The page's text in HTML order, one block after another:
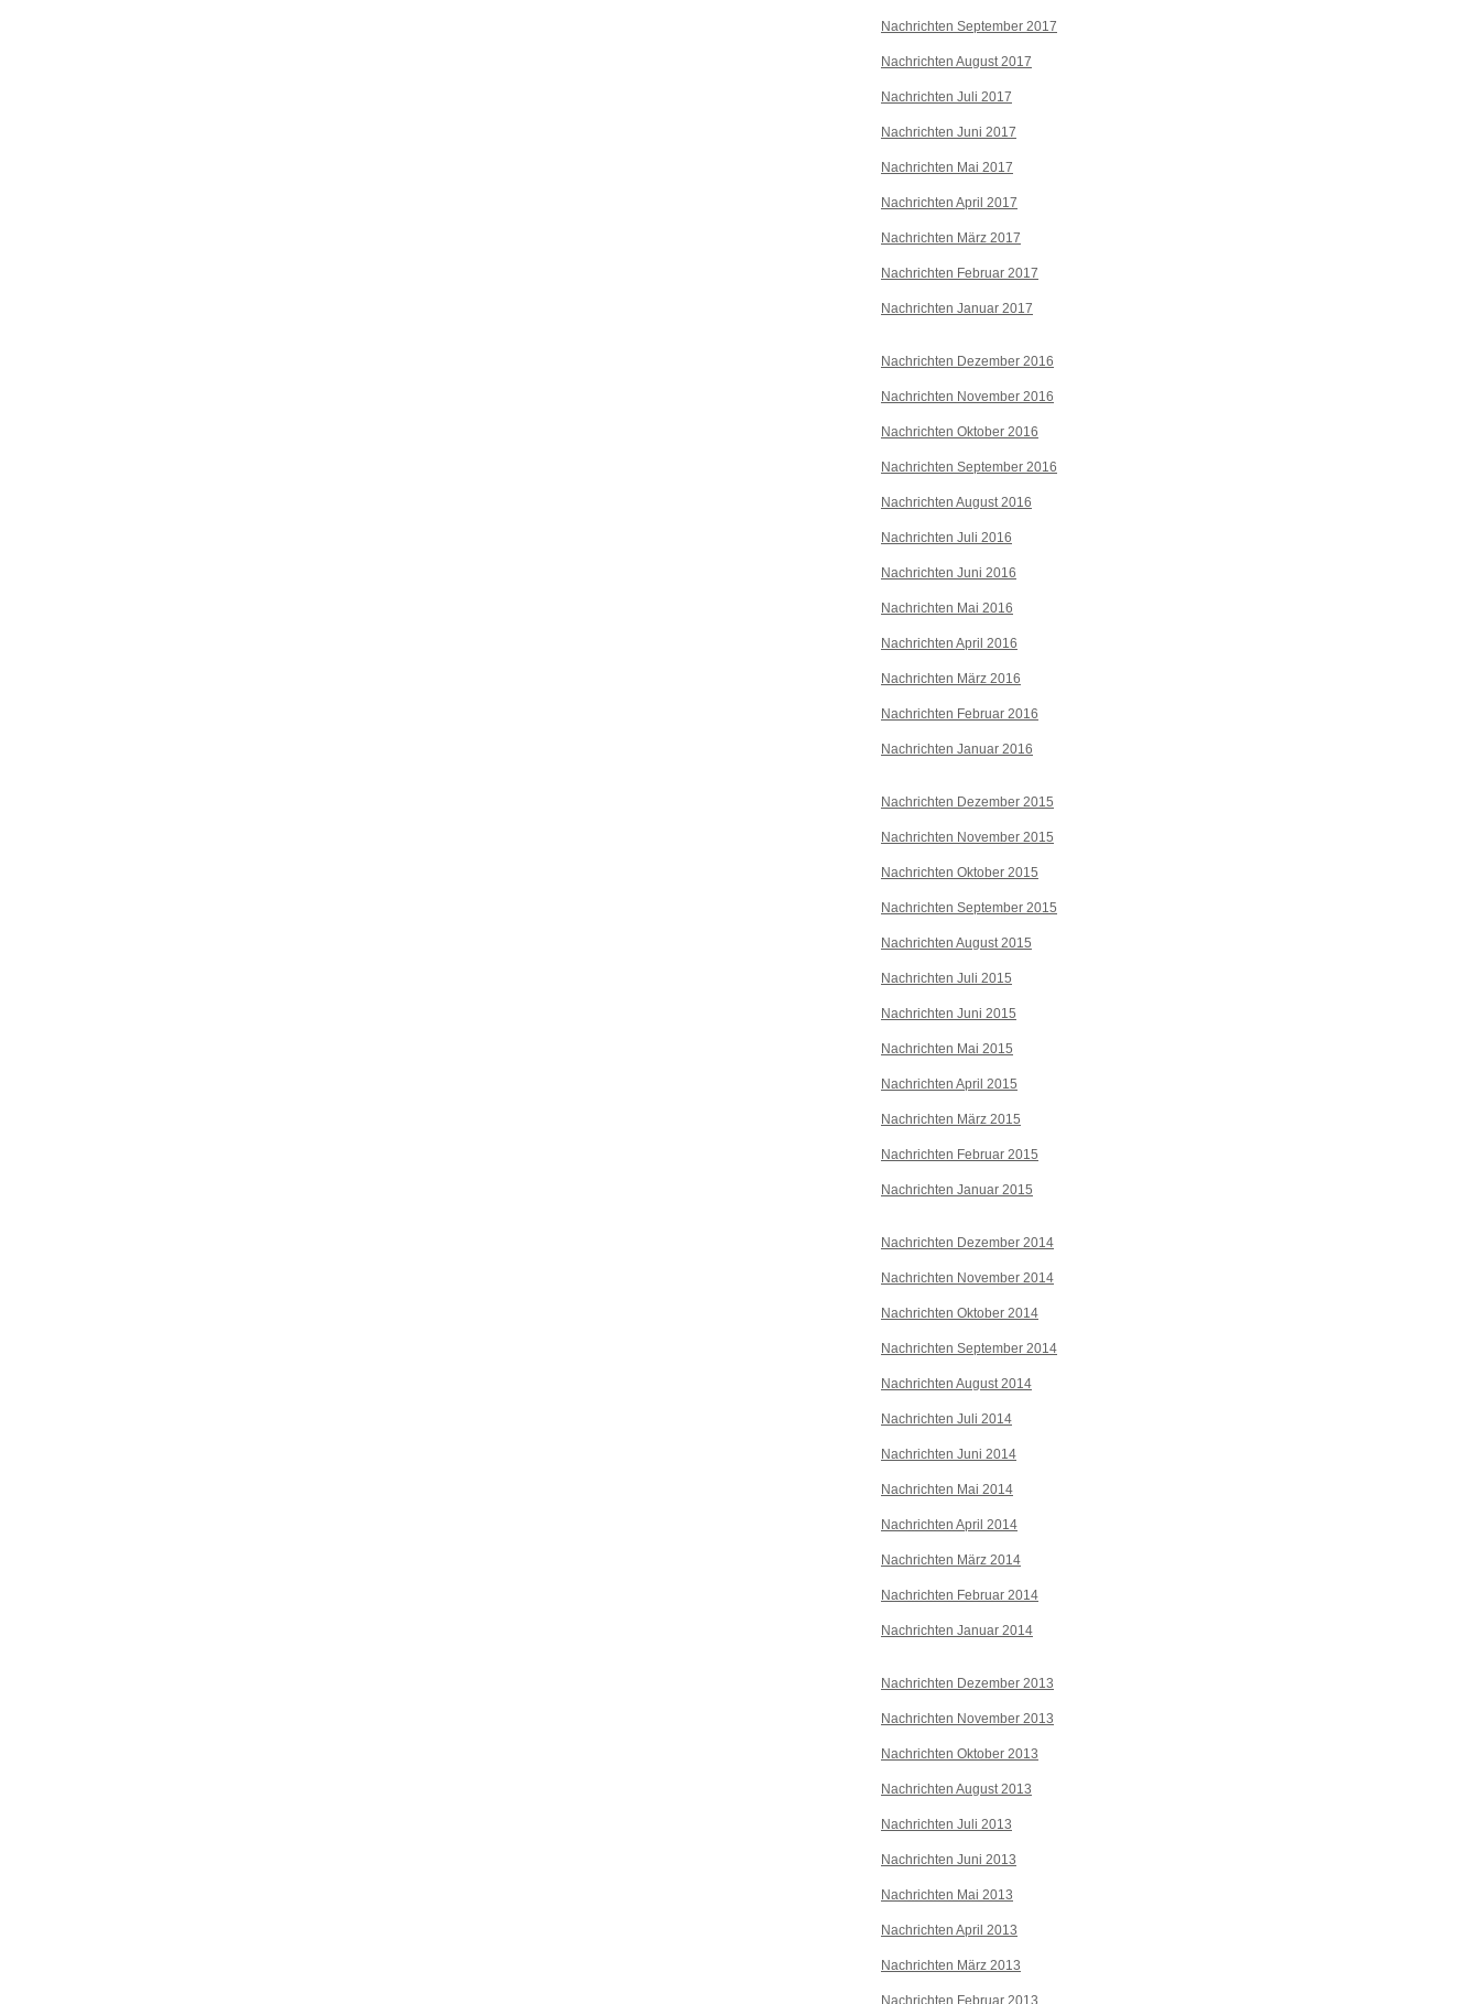
Nachrichten September 2017
Nachrichten August 2017
Nachrichten Juli 2017
Nachrichten Juni 2017
Nachrichten Mai 2017
Nachrichten April 2017
Nachrichten März 2017
Nachrichten Februar 2017
Nachrichten Januar 2017
Nachrichten Dezember 2016
Nachrichten November 2016
Nachrichten Oktober 2016
Nachrichten September 2016
Nachrichten August 2016
Nachrichten Juli 2016
Nachrichten Juni 2016
Nachrichten Mai 2016
Nachrichten April 2016
Nachrichten März 2016
Nachrichten Februar 2016
Nachrichten Januar 2016
Nachrichten Dezember 2015
Nachrichten November 2015
Nachrichten Oktober 2015
Nachrichten September 2015
Nachrichten August 2015
Nachrichten Juli 2015
Nachrichten Juni 2015
Nachrichten Mai 2015
Nachrichten April 2015
Nachrichten März 2015
Nachrichten Februar 2015
Nachrichten Januar 2015
Nachrichten Dezember 2014
Nachrichten November 2014
Nachrichten Oktober 2014
Nachrichten September 2014
Nachrichten August 2014
Nachrichten Juli 2014
Nachrichten Juni 2014
Nachrichten Mai 2014
Nachrichten April 2014
Nachrichten März 2014
Nachrichten Februar 2014
Nachrichten Januar 2014
Nachrichten Dezember 2013
Nachrichten November 2013
Nachrichten Oktober 2013
Nachrichten August 2013
Nachrichten Juli 2013
Nachrichten Juni 2013
Nachrichten Mai 2013
Nachrichten April 2013
Nachrichten März 2013
Nachrichten Februar 2013